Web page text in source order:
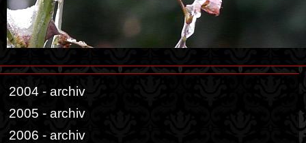
2004 - archiv
2005 - archiv
2006 - archiv